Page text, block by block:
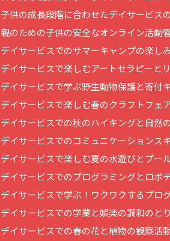
子供の成長段階に合わせたデイサービス
親のための子供の安全なオンライン活動
デイサービスでのサマーキャンプの楽し
デイサービスで楽しむアートセラピーと
デイサービスで学ぶ野生動物保護と寄付
デイサービスで楽しむ春のクラフトフェ
デイサービスでの秋のハイキングと自然
デイサービスでのコミュニケーションス
デイサービスで楽しむ夏の水遊びとプー
デイサービスでのプログラミングとロボ
デイサービスで学ぶ！ワクワクするプロ
デイサービスでの学業と娯楽の調和のと
デイサービスでの春の花と植物の観察活